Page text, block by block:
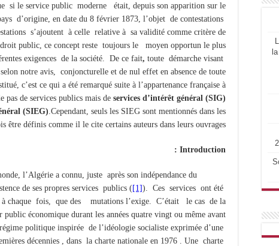
si le service public moderne était, depuis son apparition sur le
d’origine, en date du 8 février 1873, l’objet de contestations
s’ajoutent à celle relative à sa validité comme critère de
public, ce concept reste toujours le moyen opportun le plus
exigences de la société.
De ce fait, toute démarche visant
notre avis, conjoncturelle et de nul effet en absence de toute
c’est ce qui a été remarqué suite à l’appartenance française à
pas de services publics mais de services d’intérêt général (SIG)
(SIEG) .Cependant, seuls les SIEG sont mentionnés dans les
être définis comme il le cite certains auteurs dans leurs ouvrages.
Introduction :
l’Algérie a connu, juste après son indépendance du
de ses propres services publics ([1]). Ces services ont été
à chaque fois, que des mutations l’exige. C’était le cas de la
public économique durant les années quatre vingt ou même avant
politique inspirée de l’idéologie socialiste exprimée d’une
décennies , dans la charte nationale en 1976 . Une charte